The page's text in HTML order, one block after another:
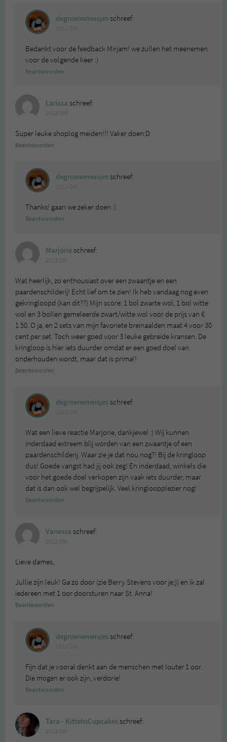
degroenemeisjesschreef:
Bedankt voor de feedback Mirjam! we zullen het meenemen
voor de volgende keer :)
Beantwoorden
Larissa schreef:
Super leuke shoplog meiden!!! Vaker doen:D
Beantwoorden
degroenemeisjesschreef:
Thanks! gaan we zeker doen :)
Beantwoorden
Marjorieschreef:
Wat heerlijk, zo enthousiast over een zwaantje en een
paardenschilderij! Echt lief om te zien! Ik heb vandaag nog even
gekringloopd (kan dit??) Mijn score: 1 bol zwarte wol, 1 bol witte
wol en 3 bollen gemeleerde zwart/witte wol voor de prijs van €
1.50. O ja, en 2 sets van mijn favoriete breinaalden maat 4 voor 30
cent per set. Toch weer goed voor 3 leuke gebreide kransen. De
kringloop is hier iets duurder omdat er een goed doel van
onderhouden wordt, maar dat is prima!!
Beantwoorden
degroenemeisjesschreef:
Wat een lieve reactie Marjorie, dankjewel :) Wij kunnen
inderdaad extreem blij worden van een zwaantje of een
paardenschilderij. Waar zie je dat nou nog?! Bij de kringloop
dus! Goede vangst had jij ook zeg! En inderdaad, winkels die
voor het goede doel verkopen zijn vaak iets duurder, maar
dat is dan ook wel begrijpelijk. Veel kringloopplezier nog!
Beantwoorden
Vanessa schreef:
Lieve dames,
Jullie zijn leuk! Ga zo door (zie Berry Stevens voor je;)) en ik zal
iedereen met 1 oor doorsturen naar St. Anna!
Beantwoorden
degroenemeisjesschreef:
Fijn dat je vooral denkt aan de menschen met louter 1 oor.
Die mogen er ook zijn, verdorie!
Beantwoorden
Tara - KittehsCupcakesschreef: